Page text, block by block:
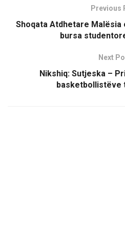
Previous
Shoqata Atdhetare Malësia
bursa
Next
Nikshiq: Sutjeska –
basketbollistëve